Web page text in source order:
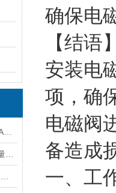
确保电
【结
安装电
项，确
电磁阀
备造成
一、工